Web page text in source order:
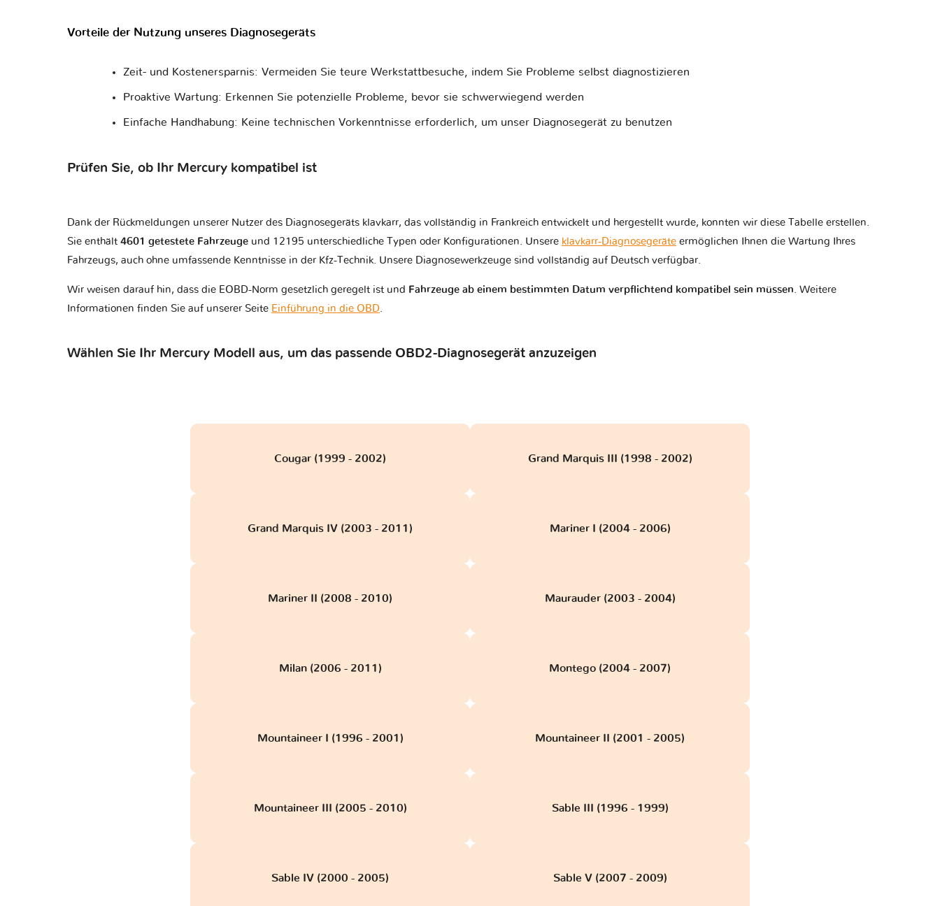
Vorteile der Nutzung unseres Diagnosegeräts
Zeit- und Kostenersparnis: Vermeiden Sie teure Werkstattbesuche, indem Sie Probleme selbst diagnostizieren
Proaktive Wartung: Erkennen Sie potenzielle Probleme, bevor sie schwerwiegend werden
Einfache Handhabung: Keine technischen Vorkenntnisse erforderlich, um unser Diagnosegerät zu benutzen
Prüfen Sie, ob Ihr Mercury kompatibel ist
Dank der Rückmeldungen unserer Nutzer des Diagnosegeräts klavkarr, das vollständig in Frankreich entwickelt und hergestellt wurde, konnten wir diese Tabelle erstellen.
Sie enthält 4601 getestete Fahrzeuge und 12195 unterschiedliche Typen oder Konfigurationen. Unsere klavkarr-Diagnosegeräte ermöglichen Ihnen die Wartung Ihres
Fahrzeugs, auch ohne umfassende Kenntnisse in der Kfz-Technik. Unsere Diagnosewerkzeuge sind vollständig auf Deutsch verfügbar.
Wir weisen darauf hin, dass die EOBD-Norm gesetzlich geregelt ist und Fahrzeuge ab einem bestimmten Datum verpflichtend kompatibel sein müssen . Weitere
Informationen finden Sie auf unserer Seite Einführung in die OBD
Wählen Sie Ihr Mercury Modell aus, um das passende OBD2-Diagnosegerät anzuzeigen
Cougar (1999 - 2002) Grand Marquis III (1998 - 2002)
Grand Marquis IV (2003 - 2011) Mariner I (2004 - 2006)
Mariner II (2008 - 2010) Maurauder (2003 - 2004)
Milan (2006 - 2011) Montego (2004 - 2007)
Mountaineer I (1996 - 2001) Mountaineer II (2001 - 2005)
Mountaineer III (2005 - 2010) Sable III (1996 - 1999)
Sable IV (2000 - 2005) Sable V (2007 - 2009)